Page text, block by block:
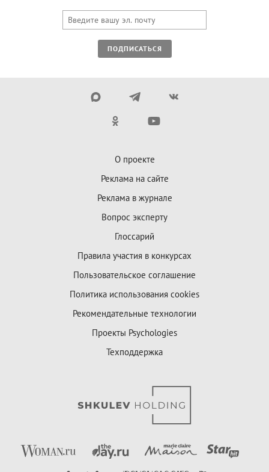
ПОДПИСАТЬСЯ
О проекте
Реклама на сайте
Реклама в журнале
Вопрос эксперту
Глоссарий
Правила участия в конкурсах
Пользовательское соглашение
Политика использования cookies
Рекомендательные технологии
Проекты Psychologies
Техподдержка